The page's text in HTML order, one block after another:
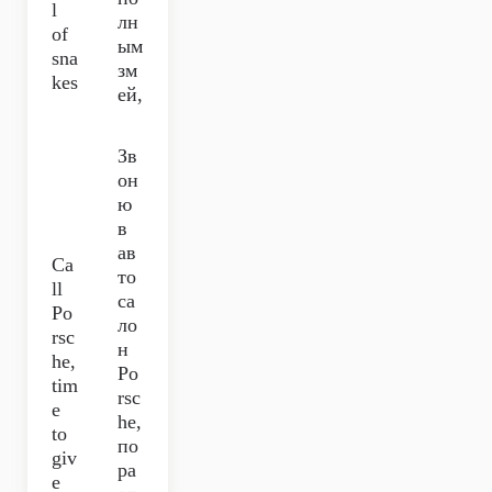
l
of
sna
kes
лн
ым
зм
ей,
Ca
ll
Po
rsc
he,
tim
e
to
giv
e
Зв
он
ю
в
ав
то
са
ло
н
Po
rsc
he,
по
ра